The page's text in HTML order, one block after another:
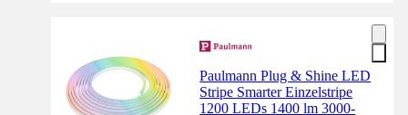
Paulmann Plug & Shine LED
Stripe Smarter Einzelstripe
1200 LEDs 1400 lm 3000-